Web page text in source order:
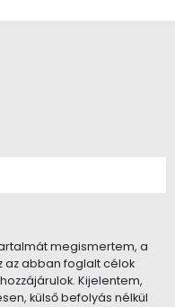
megismertem, a
az abban foglalt célok
Kijelentem,
külső befolyás nélkül